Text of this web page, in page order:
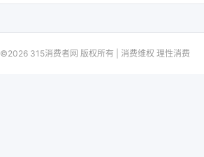
©2026 315消费者网 版权所有 | 消费维权 理性消费